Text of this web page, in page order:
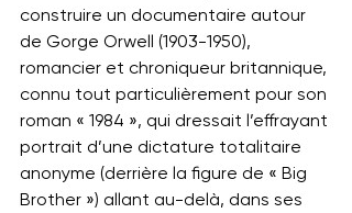
construire un documentaire autour
de Gorge Orwell (1903-1950),
romancier et chroniqueur britannique,
connu tout particulièrement pour son
roman « 1984 », qui dressait l’effrayant
portrait d’une dictature totalitaire
anonyme (derrière la figure de « Big
Brother ») allant au-delà, dans ses